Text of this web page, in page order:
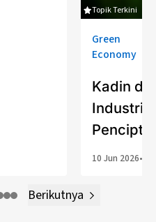
Topik Terkini
Green
Economy
Kadin
10 Jun 2026•
Berikutnya